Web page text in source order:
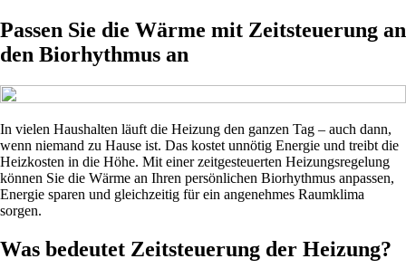
Passen Sie die Wärme mit Zeitsteuerung an
den Biorhythmus an
In vielen Haushalten läuft die Heizung den ganzen Tag – auch dann,
wenn niemand zu Hause ist. Das kostet unnötig Energie und treibt die
Heizkosten in die Höhe. Mit einer zeitgesteuerten Heizungsregelung
können Sie die Wärme an Ihren persönlichen Biorhythmus anpassen,
Energie sparen und gleichzeitig für ein angenehmes Raumklima
sorgen.
Was bedeutet Zeitsteuerung der Heizung?